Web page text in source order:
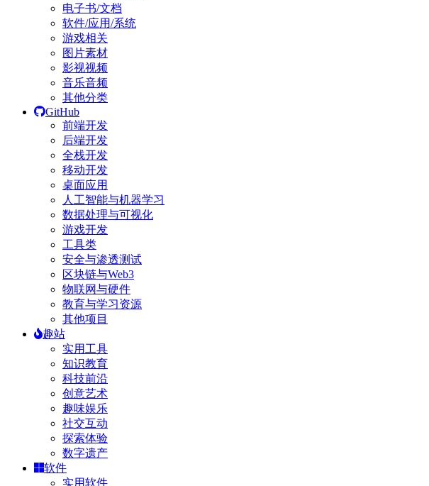
电子书/文档
软件/应用/系统
游戏相关
图片素材
影视视频
音乐音频
其他分类
GitHub
前端开发
后端开发
全栈开发
移动开发
桌面应用
人工智能与机器学习
数据处理与可视化
游戏开发
工具类
安全与渗透测试
区块链与Web3
物联网与硬件
教育与学习资源
其他项目
趣站
实用工具
知识教育
科技前沿
创意艺术
趣味娱乐
社交互动
探索体验
数字遗产
软件
实用软件